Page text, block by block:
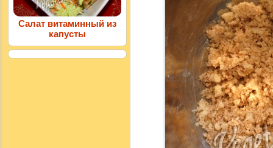
Салат витаминный из
капусты